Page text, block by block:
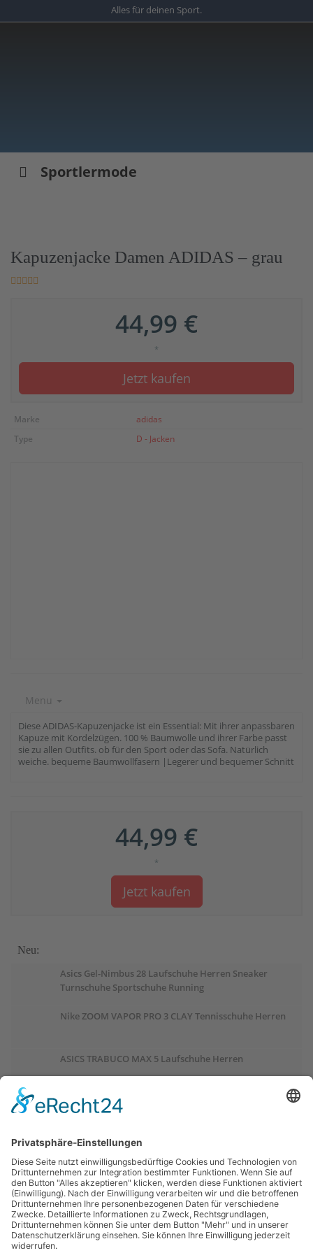
to
Alles für deinen Sport.
Sportlermode
Kapuzenjacke Damen ADIDAS – grau
44,99 €
*
Jetzt kaufen
Marke
adidas
Type
D - Jacken
Menu
Diese ADIDAS-Kapuzenjacke ist ein Essential: Mit ihrer anpassbaren
Kapuze mit Kordelzügen. 100 % Baumwolle und ihrer Farbe passt
sie zu allen Outfits. ob für den Sport oder das Sofa. Natürlich
weiche. bequeme Baumwollfasern |Legerer und bequemer Schnitt
44,99 €
*
Jetzt kaufen
Neu:
Asics Gel-Nimbus 28 Laufschuhe Herren Sneaker
Turnschuhe Sportschuhe Running
Nike ZOOM VAPOR PRO 3 CLAY Tennisschuhe Herren
ASICS TRABUCO MAX 5 Laufschuhe Herren
ASICS GEL-PULSE 17 Laufschuhe Damen
Salomon OUTCHILL Winterschuhe Damen
ASICS GEL-CUMULUS 28 Laufschuhe Damen